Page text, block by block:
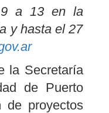
9 a 13 en la
y hasta el 27
la Secretaría
de Puerto
de proyectos